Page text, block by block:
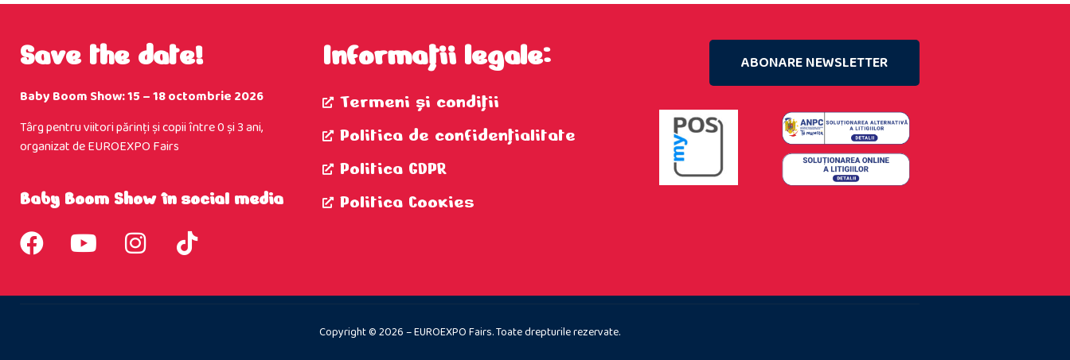
Save the date!
Baby Boom Show: 15 – 18 octombrie 2026
Târg pentru viitori părinţi şi copii între 0 şi 3 ani,
organizat de EUROEXPO Fairs
Baby Boom Show în social media
Informații legale:
Termeni şi condiţii
Politica de confidenţialitate
Politica GDPR
Politica Cookies
ABONARE NEWSLETTER
Copyright © 2026 – EUROEXPO Fairs. Toate drepturile rezervate.